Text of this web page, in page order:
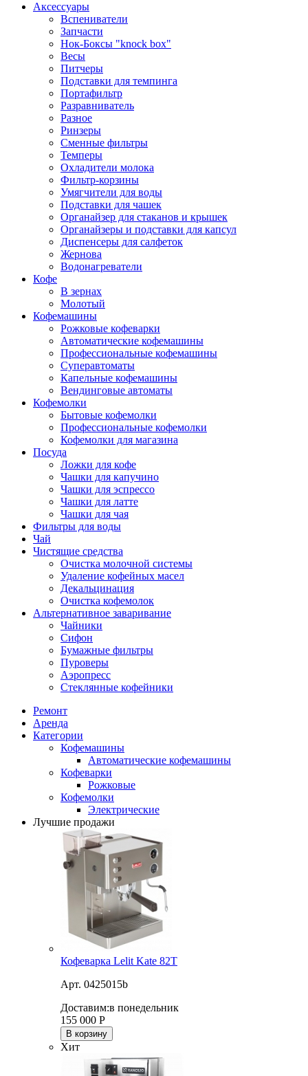
Аксессуары
Вспениватели
Запчасти
Нок-Боксы "knock box"
Весы
Питчеры
Подставки для темпинга
Портафильтр
Разравниватель
Разное
Ринзеры
Сменные фильтры
Темперы
Охладители молока
Фильтр-корзины
Умягчители для воды
Подставки для чашек
Органайзер для стаканов и крышек
Органайзеры и подставки для капсул
Диспенсеры для салфеток
Жернова
Водонагреватели
Кофе
В зернах
Молотый
Кофемашины
Рожковые кофеварки
Автоматические кофемашины
Профессиональные кофемашины
Суперавтоматы
Капельные кофемашины
Вендинговые автоматы
Кофемолки
Бытовые кофемолки
Профессиональные кофемолки
Кофемолки для магазина
Посуда
Ложки для кофе
Чашки для капучино
Чашки для эспрессо
Чашки для латте
Чашки для чая
Фильтры для воды
Чай
Чистящие средства
Очистка молочной системы
Удаление кофейных масел
Декальцинация
Очистка кофемолок
Альтернативное заваривание
Чайники
Сифон
Бумажные фильтры
Пуроверы
Аэропресс
Стеклянные кофейники
Ремонт
Аренда
Категории
Кофемашины
Автоматические кофемашины
Кофеварки
Рожковые
Кофемолки
Электрические
Лучшие продажи
Кофеварка Lelit Kate 82T
Арт. 0425015b
Доставим:в понедельник
155 000 Р
В корзину
Хит